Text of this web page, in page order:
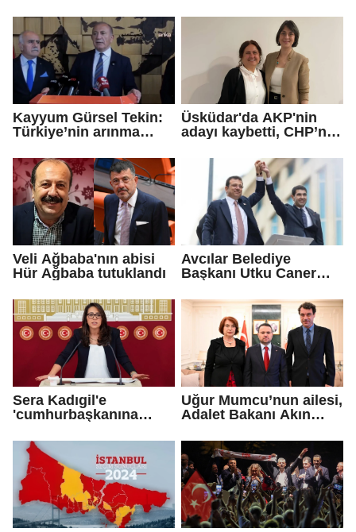
iddialarına yanıt verdi
Kayyum Gürsel Tekin:
Türkiye’nin arınma
geldiniz...
Üsküdar'da AKP'nin
adayı kaybetti, CHP’nin
Çetinkaya Başkan
Vekili seçildi
Veli Ağbaba'nın abisi
Hür Ağbaba tutuklandı
Avcılar Belediye
Başkanı Utku Caner
kararı
Sera Kadıgil'e
'cumhurbaşkanına
soruşturması
Uğur Mumcu’nun ailesi,
Adalet Bakanı Akın